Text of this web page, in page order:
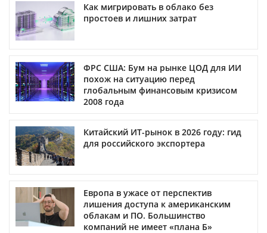
Как мигрировать в облако без
простоев и лишних затрат
ФРС США: Бум на рынке ЦОД для ИИ
похож на ситуацию перед
глобальным финансовым кризисом
2008 года
Китайский ИТ-рынок в 2026 году: гид
для российского экспортера
Европа в ужасе от перспектив
лишения доступа к американским
облакам и ПО. Большинство
компаний не имеет «плана Б»